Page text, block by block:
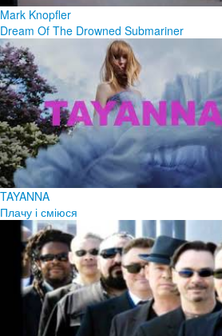
Mark Knopfler
Dream Of The Drowned Submariner
TAYANNA
Плачу і сміюся